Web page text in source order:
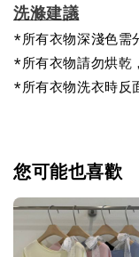
洗滌建議
*所有衣物深淺色需
*所有衣物請勿烘乾
*所有衣物洗衣時反
您可能也喜歡